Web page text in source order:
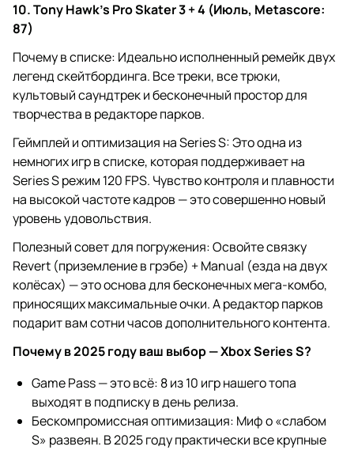
10. Tony Hawk’s Pro Skater 3 + 4 (Июль, Metascore:
87)
Почему в списке: Идеально исполненный ремейк двух
легенд скейтбординга. Все треки, все трюки,
культовый саундтрек и бесконечный простор для
творчества в редакторе парков.
Геймплей и оптимизация на Series S: Это одна из
немногих игр в списке, которая поддерживает на
Series S режим 120 FPS. Чувство контроля и плавности
на высокой частоте кадров — это совершенно новый
уровень удовольствия.
Полезный совет для погружения: Освойте связку
Revert (приземление в грэбе) + Manual (езда на двух
колёсах) — это основа для бесконечных мега-комбо,
приносящих максимальные очки. А редактор парков
подарит вам сотни часов дополнительного контента.
Почему в 2025 году ваш выбор — Xbox Series S?
Game Pass — это всё: 8 из 10 игр нашего топа
выходят в подписку в день релиза.
Бескомпромиссная оптимизация: Миф о «слабом
S» развеян. В 2025 году практически все крупные